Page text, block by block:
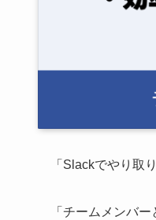
「Slackでやり取
「チームメンバ